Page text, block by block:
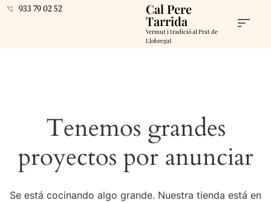
933 79 02 52 Cal Pere
Tarrida
Vermut i tradició al Prat de
Llobregat
Tenemos grandes
proyectos por anunciar
Se está cocinando algo grande. Nuestra tienda está en